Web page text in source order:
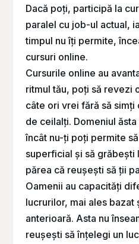
Dacă poți, participă la
paralel cu job-ul actual,
timpul nu îți permite,
cursuri online.
Cursurile online au
ritmul tău, poți să revezi
câte ori vrei fără să simți
de ceilalți. Domeniul
încât nu-ți poți permite
superficial și să grăbești
părea că reușești să ții
Oamenii au capacități
lucrurilor, mai ales bazat
anterioară. Asta nu
reușești să înțelegi un